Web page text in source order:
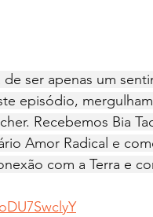
ser apenas um
episódio,
​Recebemos Bia
Amor Radical e
com a Terra e